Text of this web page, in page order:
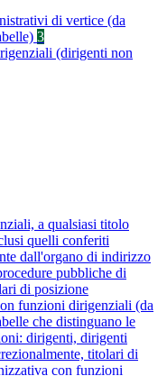
di vertice (da
3
(dirigenti non
a qualsiasi titolo
quelli conferiti
dall'organo di indirizzo
pubbliche di
di posizione
funzioni dirigenziali (da
che distinguano le
dirigenti, dirigenti
titolari di
con funzioni